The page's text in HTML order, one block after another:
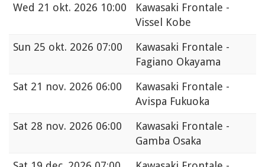
Wed 21 okt. 2026 10:00
Kawasaki Frontale -
Vissel Kobe
Sun 25 okt. 2026 07:00
Kawasaki Frontale -
Fagiano Okayama
Sat 21 nov. 2026 06:00
Kawasaki Frontale -
Avispa Fukuoka
Sat 28 nov. 2026 06:00
Kawasaki Frontale -
Gamba Osaka